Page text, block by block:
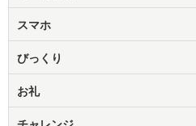
スマホ
びっくり
お礼